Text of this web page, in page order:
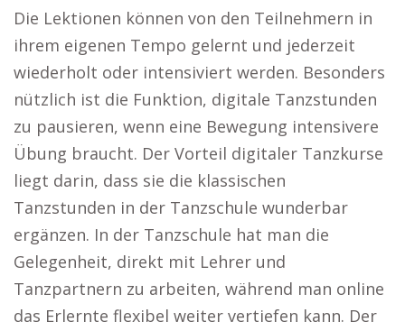
Die Lektionen können von den Teilnehmern in
ihrem eigenen Tempo gelernt und jederzeit
wiederholt oder intensiviert werden. Besonders
nützlich ist die Funktion, digitale Tanzstunden
zu pausieren, wenn eine Bewegung intensivere
Übung braucht. Der Vorteil digitaler Tanzkurse
liegt darin, dass sie die klassischen
Tanzstunden in der Tanzschule wunderbar
ergänzen. In der Tanzschule hat man die
Gelegenheit, direkt mit Lehrer und
Tanzpartnern zu arbeiten, während man online
das Erlernte flexibel weiter vertiefen kann. Der